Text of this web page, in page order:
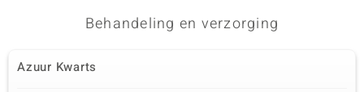
Behandeling en verzorging
Azuur Kwarts